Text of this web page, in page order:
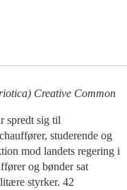
Creative Common
spredt sig til
studerende og
mod landets regering i
og bønder sat
styrker. 42